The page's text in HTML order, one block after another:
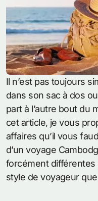
Il n’est pas toujours
dans son sac à dos
part à l’autre bout du
cet article, je vous
affaires qu’il vous
d’un voyage
forcément différentes
style de voyageur